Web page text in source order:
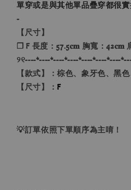
單穿或是與其他單品疊穿都很實
-
【尺寸】
❐ F 長度：57.5𝐜𝐦 胸寬：42𝐜𝐦
୨୧----*----*----*----*----*----*----
【款式】：棕色、象牙色、黑
【尺寸】：F
💡訂單依照下單順序為主唷！